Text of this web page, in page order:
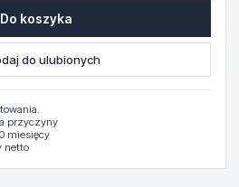
Do koszyka
do ulubionych
przyczyny
miesięcy
netto